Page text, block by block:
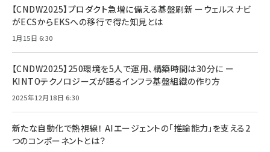
【CNDW2025】プロダクト急増に備える基盤刷新 ーウェルスナビ
がECSからEKSへの移行で得た知見とは
1月15日 6:30
【CNDW2025】250環境を5人で運用、構築時間は30分に ー
KINTOテクノロジーズが語るインフラ基盤組織の作り方
2025年12月18日 6:30
新たな自動化で熱視線！ AIエージェントの「推論能力」を支える2
つのコンポーネントとは？